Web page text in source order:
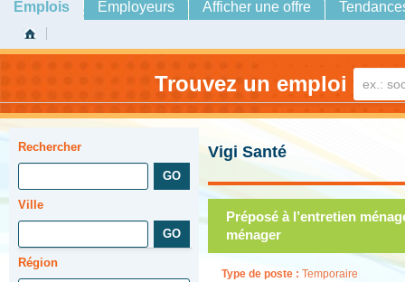
Emplois Employeurs Afficher une offre
Trouvez un emploi
Rechercher
Ville
Région
Vigi Santé
Préposé à l’entretien
ménager
Type de poste : Temporaire